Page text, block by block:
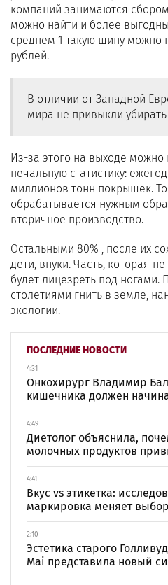
ПОСЛЕДНИЕ НОВОСТИ
4:31
Онкохирург Владимир
кишечника должен
4:49
Диетолог объяснила,
молочных продуктов
4:41
Вкус vs этикетка:
маркировка меняет
2:10
Эстетика старого
Mai представила новый
компаний занимаются
можно найти и более
среднем 1 такую шину можно
рублей.
В отличии от Западной
мира не привыкли
Из-за этого на выходе можно
печальную статистику:
миллионов тонн покрышек.
обрабатывается нужным
вторичное производство.
Остальными 80% , после их
дети, внуки. Часть, которая
будет лицезреть под ногами.
столетиями гнить в земле,
экологии.